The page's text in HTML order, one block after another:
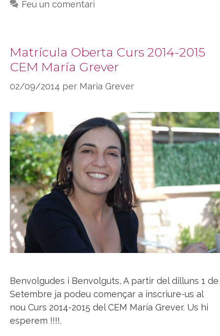
Feu un comentari
Matrícula Oberta Curs 2014-2015
CEM María Grever
02/09/2014 per Maria Grever
Benvolgudes i Benvolguts, A partir del dilluns 1 de
Setembre ja podeu començar a inscriure-us al
nou Curs 2014-2015 del CEM María Grever. Us hi
esperem !!!!.